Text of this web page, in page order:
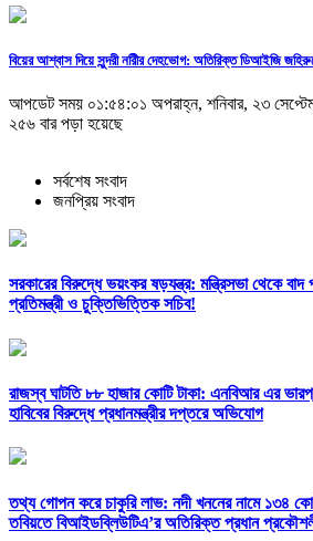
বিয়ের আশ্বাস দিয়ে সুন্দরী নরিীর দেহভোগ: অতিরিক্ত ডিআইজি
আপডেট সময় ০১:৫৪:০১ অপরাহ্ন, শনিবার, ২৩
২৫৬ বার পড়া হয়েছে
সর্বশেষ সংবাদ
জনপ্রিয় সংবাদ
সরকারের বিরুদ্ধে ভয়ংকর ষড়যন্ত্র: মন্ত্রিসভা থেকে বাদ
প্রতিমন্ত্রী ও চুক্তিভিত্তিক সচিব!
রাজস্ব ঘাটতি ৮৮ হাজার কোটি টাকা: এনবিআর এর
হাবিবের বিরুদ্ধে প্রধানমন্ত্রীর দপ্তরে অভিযোগ
তথ্য গোপন করে চাকুরি লাভ: নদী খননের নামে ১৩৪
তবিয়তে বিআইডব্লিউটিএ’র অতিরিক্ত প্রধান